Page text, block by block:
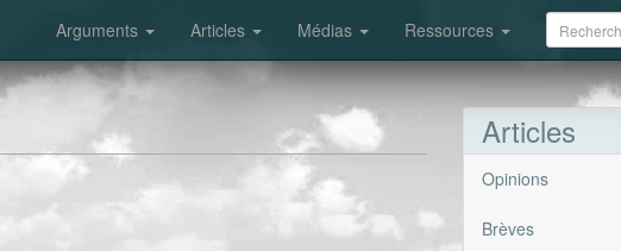
Arguments Articles Médias Ressources
Articles
Opinions
Brèves